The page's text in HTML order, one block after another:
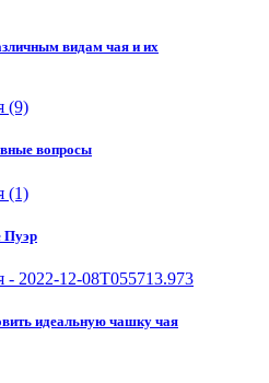
видам чая и их
вопросы
Пуэр
идеальную чашку чая